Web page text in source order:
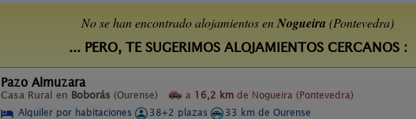
No se han encontrado alojamientos enNogueira (Pontevedra)
... PERO, TE SUGERIMOS ALOJAMIENTOS CERCANOS :
Pazo Almuzara
Casa Rural en Boborás (Ourense) a 16,2 km de Nogueira (Pontevedra)
Alquiler por habitaciones
38+2 plazas
33 km de Ourense